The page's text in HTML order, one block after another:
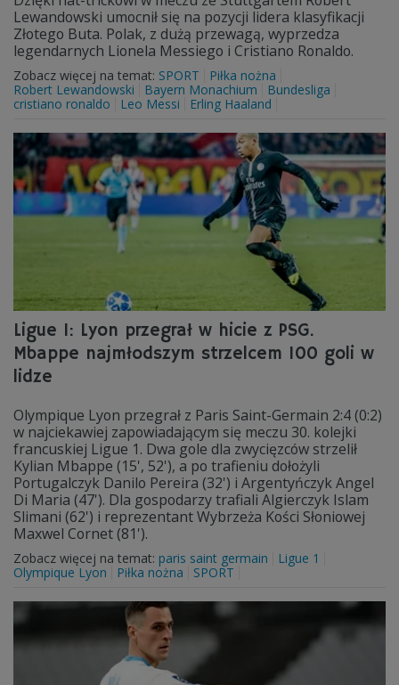
Lewandowski umocnił się na pozycji lidera klasyfikacji
Złotego Buta. Polak, z dużą przewagą, wyprzedza
legendarnych Lionela Messiego i Cristiano Ronaldo.
Zobacz więcej na temat: SPORT
Piłka nożna
Robert Lewandowski
Bayern Monachium
Bundesliga
cristiano ronaldo
Leo Messi Erling Haaland
Ligue 1: Lyon przegrał w hicie z PSG.
Mbappe najmłodszym strzelcem 100 goli w
lidze
Olympique Lyon przegrał z Paris Saint-Germain 2:4 (0:2)
w najciekawiej zapowiadającym się meczu 30. kolejki
francuskiej Ligue 1. Dwa gole dla zwycięzców strzelił
Kylian Mbappe (15', 52'), a po trafieniu dołożyli
Portugalczyk Danilo Pereira (32') i Argentyńczyk Angel
Di Maria (47'). Dla gospodarzy trafiali Algierczyk Islam
Slimani (62') i reprezentant Wybrzeża Kości Słoniowej
Maxwel Cornet (81').
Zobacz więcej na temat: paris saint germain
Ligue 1
Olympique Lyon
Piłka nożna SPORT